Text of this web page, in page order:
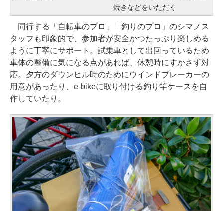
焼きなどをいただく
同行する「自転車のプロ」「釣りのプロ」のシマノス
タッフも印象的で、参加者が安全かつたっぷり楽しめる
ように丁寧にサポート。試乗車として出回っているため
車体の整備に気になる点があれば、休憩時にすかさず対
応。夕方のダウンヒル時のためにウインドブレーカーの
用意があったり、e-bikeに取り付ける釣り竿ケースを自
作していたり。